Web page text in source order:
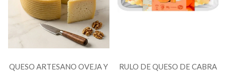
QUESO ARTESANO OVEJA Y
RULO DE QUESO DE CABRA